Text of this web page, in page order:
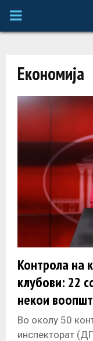
P
M
A
R
Y
N
U
Економија
Контрола на
клубови: 22
некои
Во околу 50
инспекторат